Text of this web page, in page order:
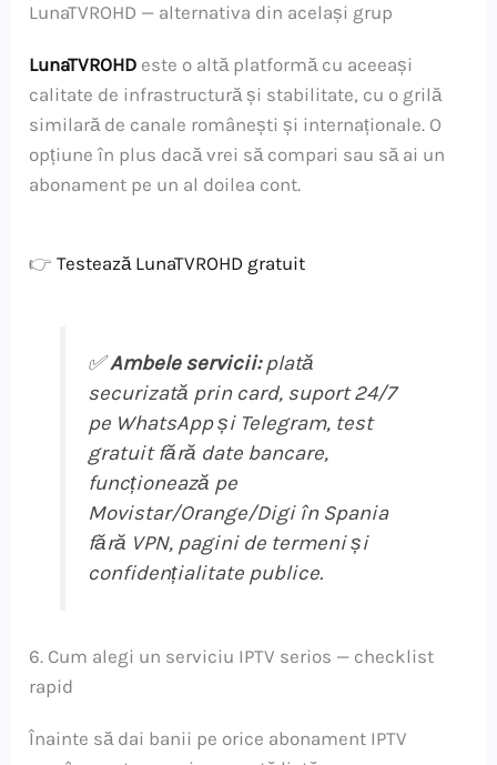
LunaTVROHD — alternativa din același grup
LunaTVROHD este o altă platformă cu aceeași
calitate de infrastructură și stabilitate, cu o grilă
similară de canale românești și internaționale. O
opțiune în plus dacă vrei să compari sau să ai un
abonament pe un al doilea cont.
👉Testează LunaTVROHD gratuit
✅Ambele servicii:plată
securizată prin card, suport 24/7
pe WhatsApp și Telegram, test
gratuit fără date bancare,
funcționează pe
Movistar/Orange/Digi în Spania
fără VPN, pagini de termeni și
confidențialitate publice.
6. Cum alegi un serviciu IPTV serios — checklist
rapid
Înainte să dai banii pe orice abonament IPTV